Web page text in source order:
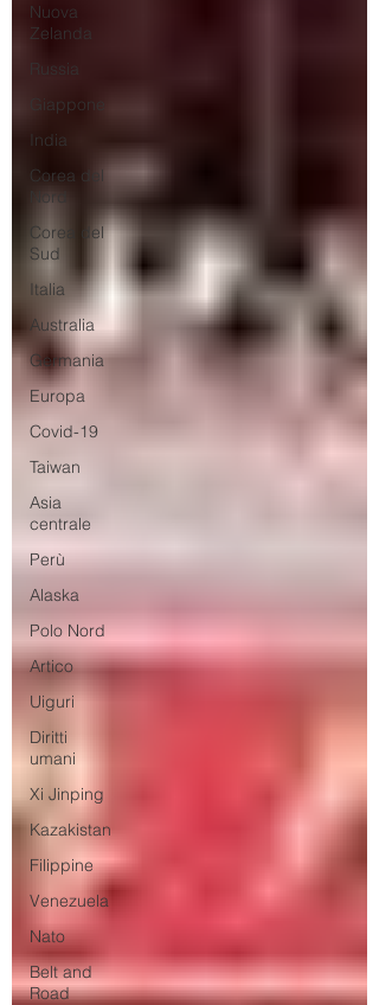
Nuova
Zelanda
Russia
Giappone
India
Corea del
Nord
Corea del
Sud
Italia
Australia
Germania
Europa
Covid-19
Taiwan
Asia
centrale
Perù
Alaska
Polo Nord
Artico
Uiguri
Diritti
umani
Xi Jinping
Kazakistan
Filippine
Venezuela
Nato
Belt and
Road